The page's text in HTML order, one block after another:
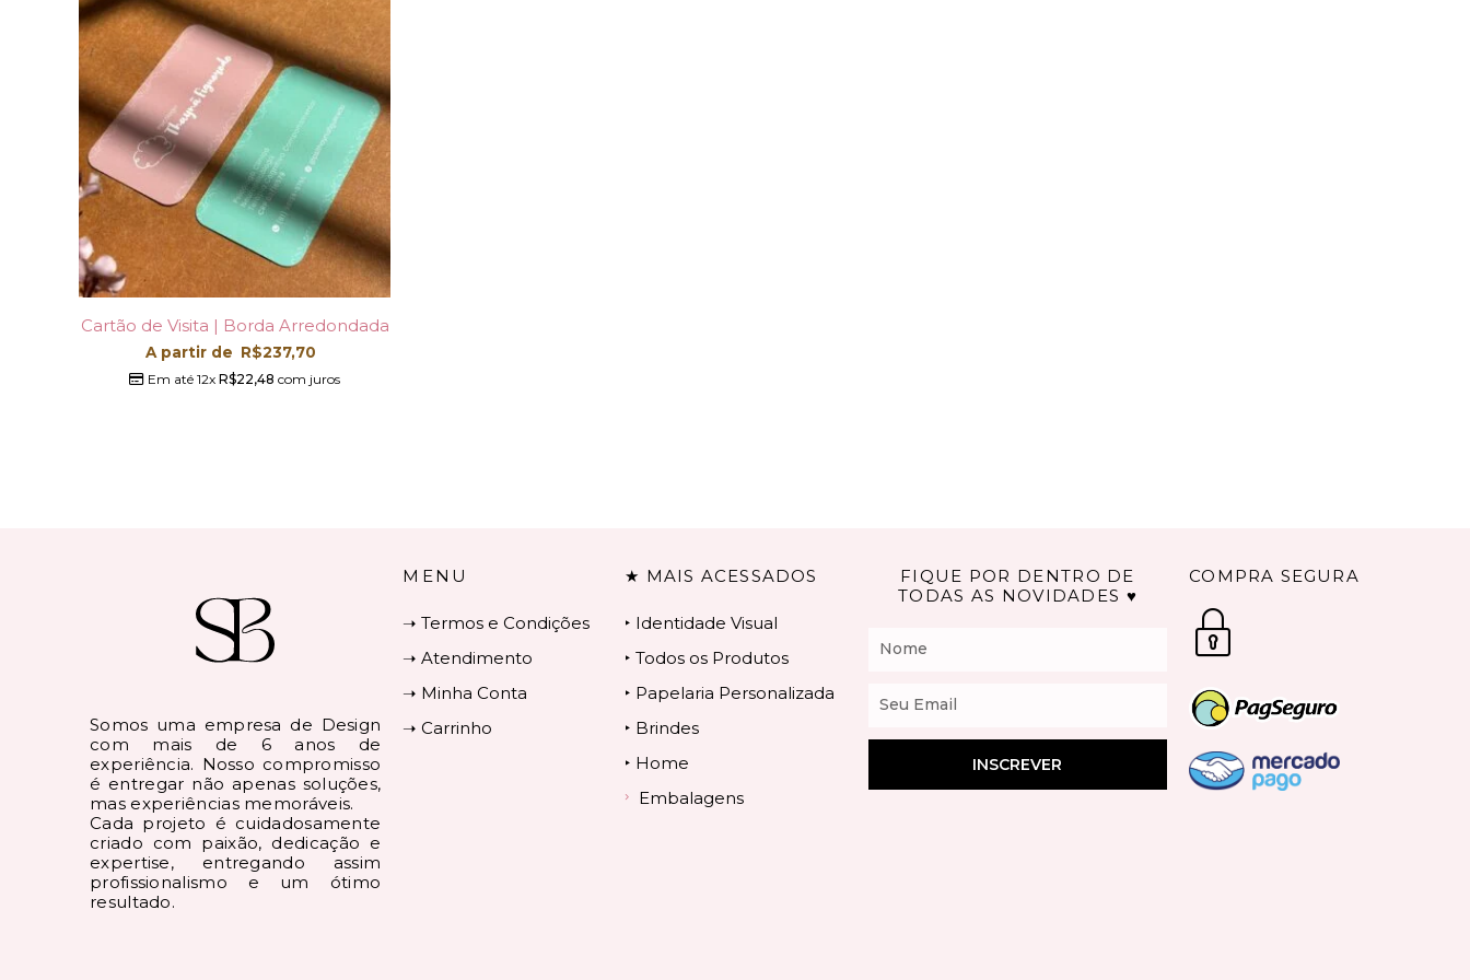
Cartão de Visita | Borda Arredondada
A partir de R$237,70
Em até 12xR$22,48 com juros
Somos uma empresa de Design
com mais de 6 anos de
experiência. Nosso compromisso
é entregar não apenas soluções,
mas experiências memoráveis.
Cada projeto é cuidadosamente
criado com paixão, dedicação e
expertise, entregando assim
profissionalismo e um ótimo
resultado.
MENU
➝ Termos e Condições
➝ Atendimento
➝ Minha Conta
➝ Carrinho
★ MAIS ACESSADOS
‣ Identidade Visual
‣ Todos os Produtos
‣ Papelaria Personalizada
‣ Brindes
‣ Home
Embalagens
FIQUE POR DENTRO DE
TODAS AS NOVIDADES ♥
INSCREVER
COMPRA SEGURA